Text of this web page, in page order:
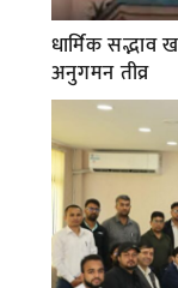
धार्मिक सद्भाव
अनुगमन तीव्र